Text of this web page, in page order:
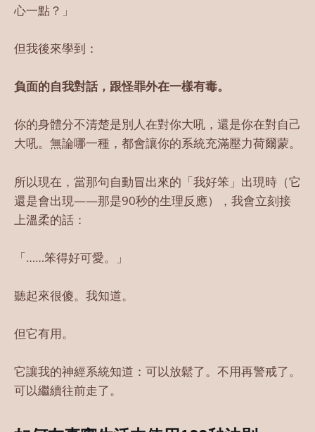
心一點？」
但我後來學到：
負面的自我對話，跟怪罪外在一樣有毒。
你的身體分不清楚是別人在對你大吼，還是你在對自己
大吼。無論哪一種，都會讓你的系統充滿壓力荷爾蒙。
所以現在，當那句自動冒出來的「我好笨」出現時（它
還是會出現——那是90秒的生理反應），我會立刻接
上溫柔的話：
「……笨得好可愛。」
聽起來很傻。我知道。
但它有用。
它讓我的神經系統知道：可以放鬆了。不用再警戒了。
可以繼續往前走了。